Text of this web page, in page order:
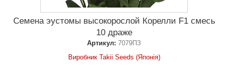
Семена эустомы высокорослой Корелли F1 смесь
10 драже
Артикул: 7079ПЗ
Виробник Takii Seeds (Японія)